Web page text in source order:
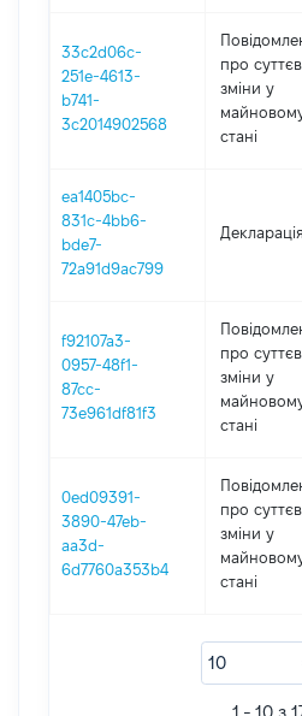
33c2d06c-
251e-4613-
b741-
3c2014902568
про
зміни y
стані
ea1405bc-
831c-4bb6-
bde7-
72a91d9ac799
Декларація
f92107a3-
0957-48f1-
87cc-
73e961df81f3
про
зміни y
стані
0ed09391-
3890-47eb-
aa3d-
6d7760a353b4
про
зміни y
стані
1 - 10 з